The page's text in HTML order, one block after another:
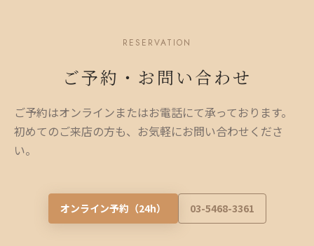
RESERVATION
ご予約・お問い合わせ
ご予約はオンラインまたはお電話にて承っております。
初めてのご来店の方も、お気軽にお問い合わせくださ
い。
オンライン予約（24h） 03-5468-3361